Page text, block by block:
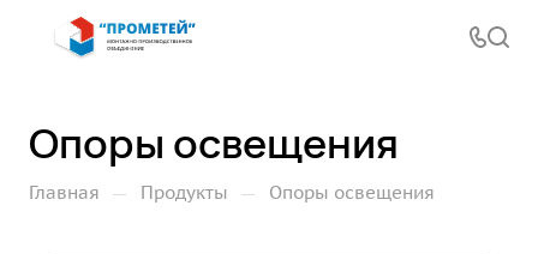
Опоры освещения
Главная — Продукты — Опоры освещения